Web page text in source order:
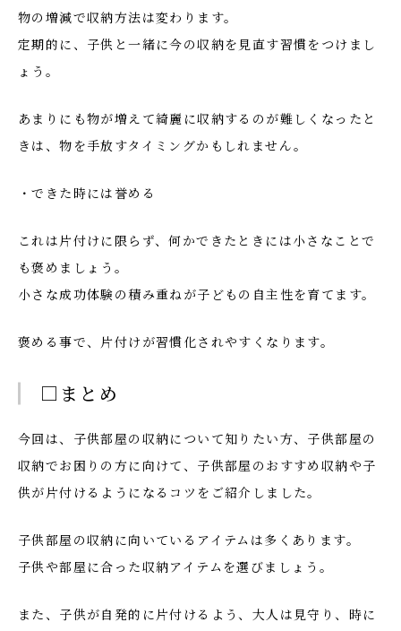
物の増減で収納方法は変わります。
定期的に、子供と一緒に今の収納を見直す習慣をつけまし
ょう。
あまりにも物が増えて綺麗に収納するのが難しくなったと
きは、物を手放すタイミングかもしれません。
・できた時には誉める
これは片付けに限らず、何かできたときには小さなことで
も褒めましょう。
小さな成功体験の積み重ねが子どもの自主性を育てます。
褒める事で、片付けが習慣化されやすくなります。
□まとめ
今回は、子供部屋の収納について知りたい方、子供部屋の
収納でお困りの方に向けて、子供部屋のおすすめ収納や子
供が片付けるようになるコツをご紹介しました。
子供部屋の収納に向いているアイテムは多くあります。
子供や部屋に合った収納アイテムを選びましょう。
また、子供が自発的に片付けるよう、大人は見守り、時に